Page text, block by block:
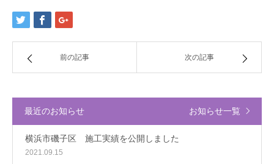
前の記事 次の記事
最近のお知らせ お知らせ一覧
横浜市磯子区 施工実績を公開しました
2021.09.15